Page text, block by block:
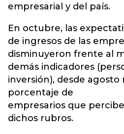
empresarial y del país.
En octubre, las
de ingresos de las
disminuyeron frente al
demás indicadores
inversión), desde agosto
porcentaje de
empresarios que
dichos rubros.